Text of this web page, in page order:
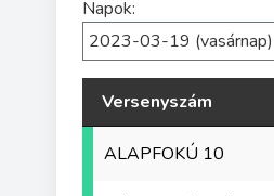
Napok:
Versenyszám
ALAPFOKÚ 10